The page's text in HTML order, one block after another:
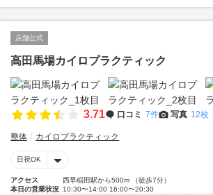
店舗公式
高田馬場カイロプラクティック
3.71 口コミ 7件 写真 12枚
整体 カイロプラクティック
日祝OK
アクセス
西早稲田駅から500m （徒歩7分）
本日の営業状況 10:30〜14:00 16:00〜20:30